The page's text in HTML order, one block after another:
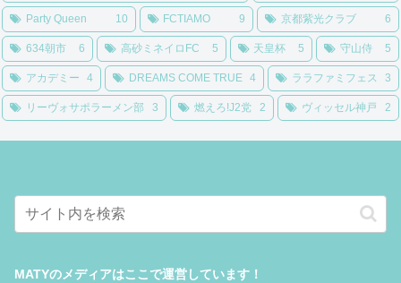
Party Queen 10 FCTIAMO 9 京都紫光クラブ 6
634朝市 6 高砂ミネイロFC 5 天皇杯 5 守山侍 5
アカデミー 4 DREAMS COME TRUE 4 ララファミフェス 3
リーヴォサポラーメン部 3 燃えろ!J2党 2 ヴィッセル神戸 2
MATYのメディアはここで運営しています！